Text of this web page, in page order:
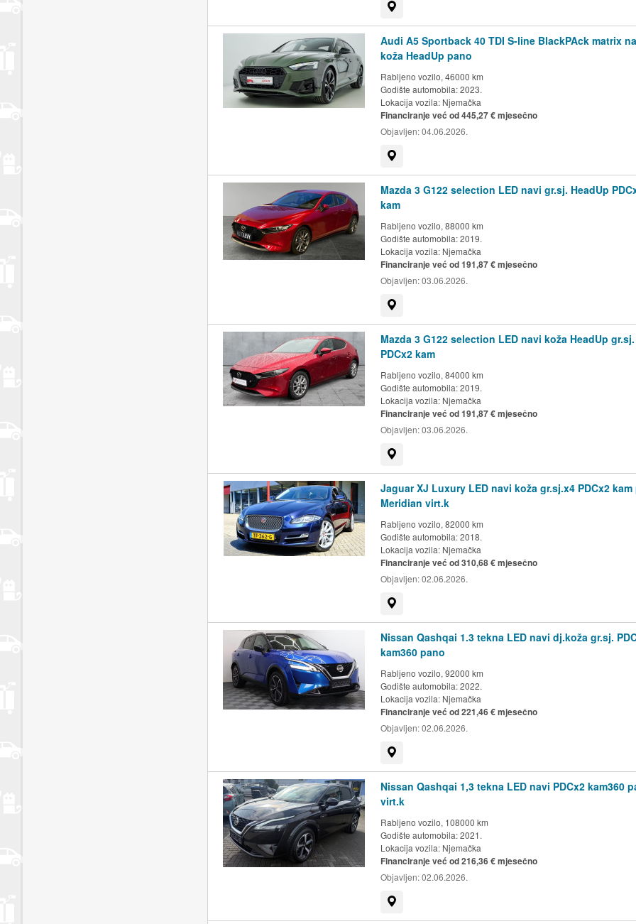
Audi A5 Sportback 40 TDI S-line BlackPAck matrix
koža HeadUp pano
Rabljeno vozilo, 46000 km
Godište automobila: 2023.
Lokacija vozila: Njemačka
Financiranje već od 445,27 € mjesečno
Objavljen:04.06.2026.
Mazda 3 G122 selection LED navi gr.sj. HeadUp
kam
Rabljeno vozilo, 88000 km
Godište automobila: 2019.
Lokacija vozila: Njemačka
Financiranje već od 191,87 € mjesečno
Objavljen:03.06.2026.
Mazda 3 G122 selection LED navi koža HeadUp gr.sj.
PDCx2 kam
Rabljeno vozilo, 84000 km
Godište automobila: 2019.
Lokacija vozila: Njemačka
Financiranje već od 191,87 € mjesečno
Objavljen:03.06.2026.
Jaguar XJ Luxury LED navi koža gr.sj.x4 PDCx2 kam
Meridian virt.k
Rabljeno vozilo, 82000 km
Godište automobila: 2018.
Lokacija vozila: Njemačka
Financiranje već od 310,68 € mjesečno
Objavljen:02.06.2026.
Nissan Qashqai 1.3 tekna LED navi dj.koža gr.sj.
kam360 pano
Rabljeno vozilo, 92000 km
Godište automobila: 2022.
Lokacija vozila: Njemačka
Financiranje već od 221,46 € mjesečno
Objavljen:02.06.2026.
Nissan Qashqai 1,3 tekna LED navi PDCx2 kam360
virt.k
Rabljeno vozilo, 108000 km
Godište automobila: 2021.
Lokacija vozila: Njemačka
Financiranje već od 216,36 € mjesečno
Objavljen:02.06.2026.